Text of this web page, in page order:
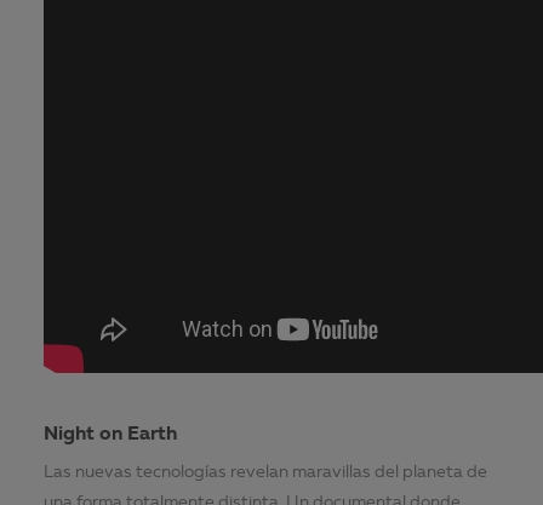
Night on Earth
Las nuevas tecnologías revelan maravillas del planeta de